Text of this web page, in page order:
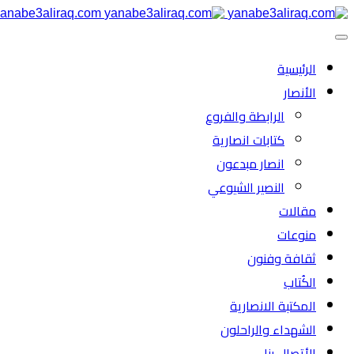
الرئیسية
الأنصار
الرابطة والفروع
كتابات انصارية
انصار مبدعون
النصیر الشیوعي
مقالات
منوعات
ثقافة وفنون
الكُتاب
المكتبة الانصارية
الشهداء والراحلون